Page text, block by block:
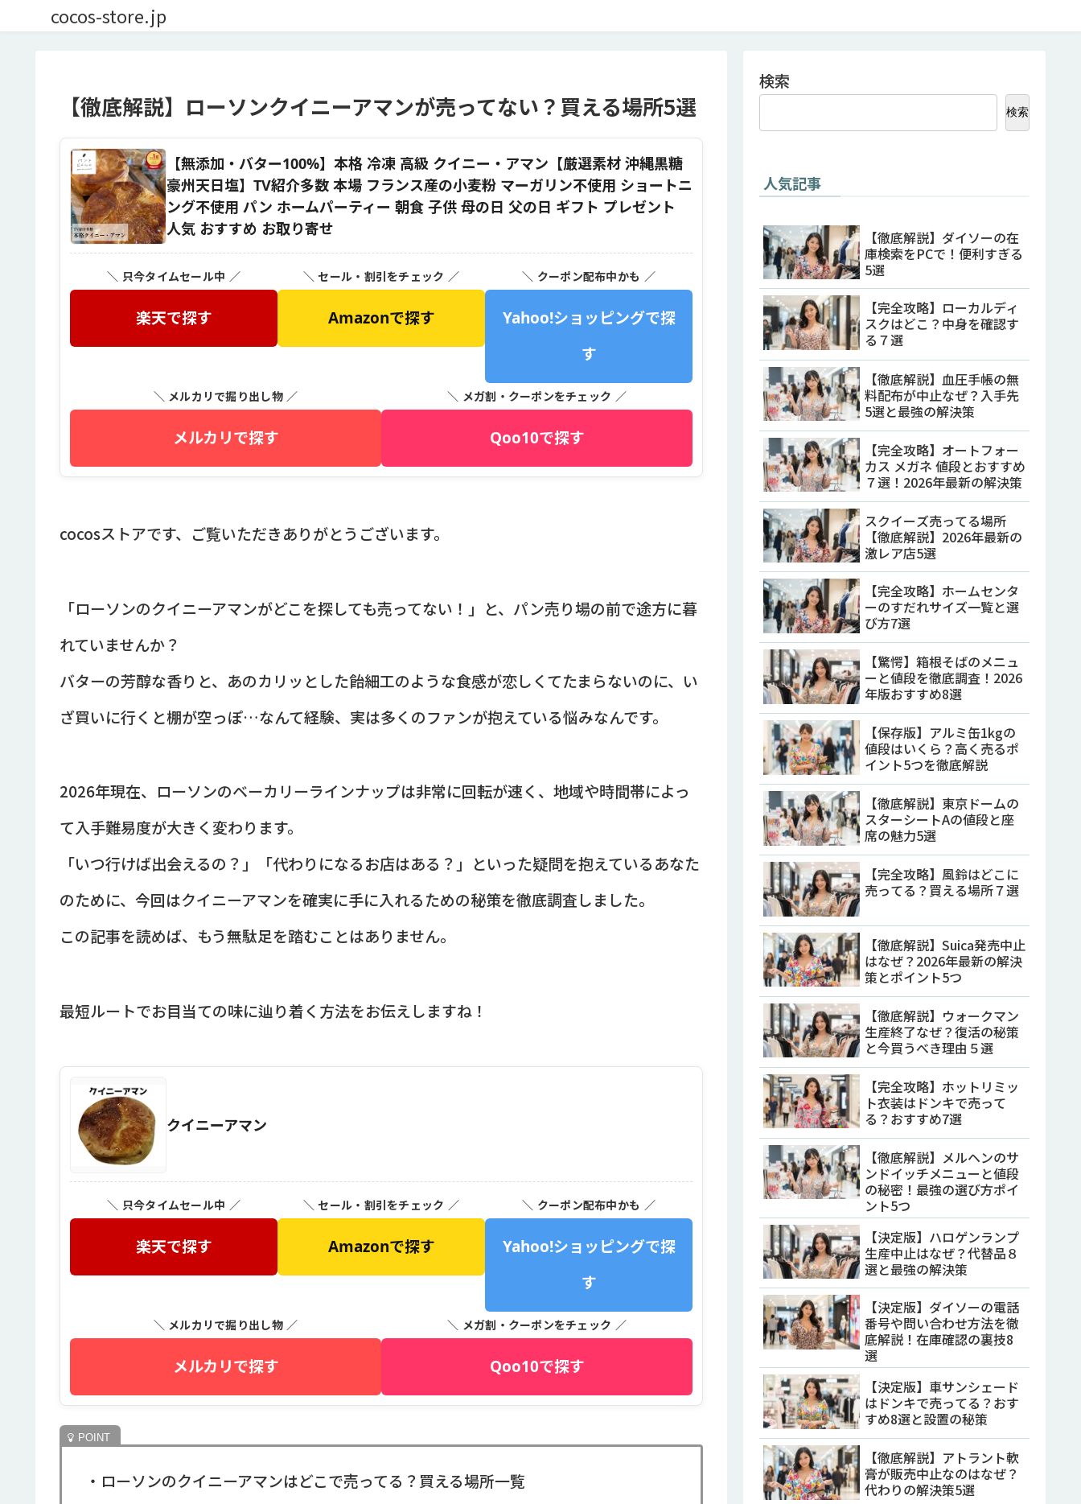
cocos-store.jp
【徹底解説】ローソンクイニーアマンが売ってない？買える場所5選
【無添加・バター100%】本格 冷凍 高級 クイニー・アマン【厳選素材 沖縄黒糖
豪州天日塩】TV紹介多数 本場 フランス産の小麦粉 マーガリン不使用 ショートニ
ング不使用 パン ホームパーティー 朝食 子供 母の日 父の日 ギフト プレゼント
人気 おすすめ お取り寄せ
＼ 只今タイムセール中 ／
楽天で探す
＼ セール・割引をチェック ／
Amazonで探す
＼ クーポン配布中かも ／
Yahoo!ショッピングで探
す
＼ メルカリで掘り出し物 ／
メルカリで探す
＼ メガ割・クーポンをチェック ／
Qoo10で探す
cocosストアです、ご覧いただきありがとうございます。
「ローソンのクイニーアマンがどこを探しても売ってない！」と、パン売り場の前で途方に暮
れていませんか？
バターの芳醇な香りと、あのカリッとした飴細工のような食感が恋しくてたまらないのに、い
ざ買いに行くと棚が空っぽ…なんて経験、実は多くのファンが抱えている悩みなんです。
2026年現在、ローソンのベーカリーラインナップは非常に回転が速く、地域や時間帯によっ
て入手難易度が大きく変わります。
「いつ行けば出会えるの？」「代わりになるお店はある？」といった疑問を抱えているあなた
のために、今回はクイニーアマンを確実に手に入れるための秘策を徹底調査しました。
この記事を読めば、もう無駄足を踏むことはありません。
最短ルートでお目当ての味に辿り着く方法をお伝えしますね！
クイニーアマン
＼ 只今タイムセール中 ／
楽天で探す
＼ セール・割引をチェック ／
Amazonで探す
＼ クーポン配布中かも ／
Yahoo!ショッピングで探
す
＼ メルカリで掘り出し物 ／
メルカリで探す
＼ メガ割・クーポンをチェック ／
Qoo10で探す
・ローソンのクイニーアマンはどこで売ってる？買える場所一覧
検索
検索
人気記事
【徹底解説】ダイソーの在
庫検索をPCで！便利すぎる
5選
【完全攻略】ローカルディ
スクはどこ？中身を確認す
る７選
【徹底解説】血圧手帳の無
料配布が中止なぜ？入手先
5選と最強の解決策
【完全攻略】オートフォー
カス メガネ 値段とおすすめ
７選！2026年最新の解決策
スクイーズ売ってる場所
【徹底解説】2026年最新の
激レア店5選
【完全攻略】ホームセンタ
ーのすだれサイズ一覧と選
び方7選
【驚愕】箱根そばのメニュ
ーと値段を徹底調査！2026
年版おすすめ8選
【保存版】アルミ缶1kgの
値段はいくら？高く売るポ
イント5つを徹底解説
【徹底解説】東京ドームの
スターシートAの値段と座
席の魅力5選
【完全攻略】風鈴はどこに
売ってる？買える場所７選
【徹底解説】Suica発売中止
はなぜ？2026年最新の解決
策とポイント5つ
【徹底解説】ウォークマン
生産終了なぜ？復活の秘策
と今買うべき理由５選
【完全攻略】ホットリミッ
ト衣装はドンキで売って
る？おすすめ7選
【徹底解説】メルヘンのサ
ンドイッチメニューと値段
の秘密！最強の選び方ポイ
ント5つ
【決定版】ハロゲンランプ
生産中止はなぜ？代替品８
選と最強の解決策
【決定版】ダイソーの電話
番号や問い合わせ方法を徹
底解説！在庫確認の裏技8
選
【決定版】車サンシェード
はドンキで売ってる？おす
すめ8選と設置の秘策
【徹底解説】アトラント軟
膏が販売中止なのはなぜ？
代わりの解決策5選